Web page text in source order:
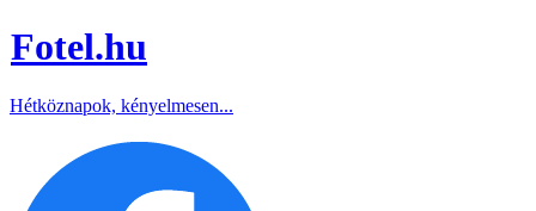
Fotel.hu
Hétköznapok, kényelmesen...